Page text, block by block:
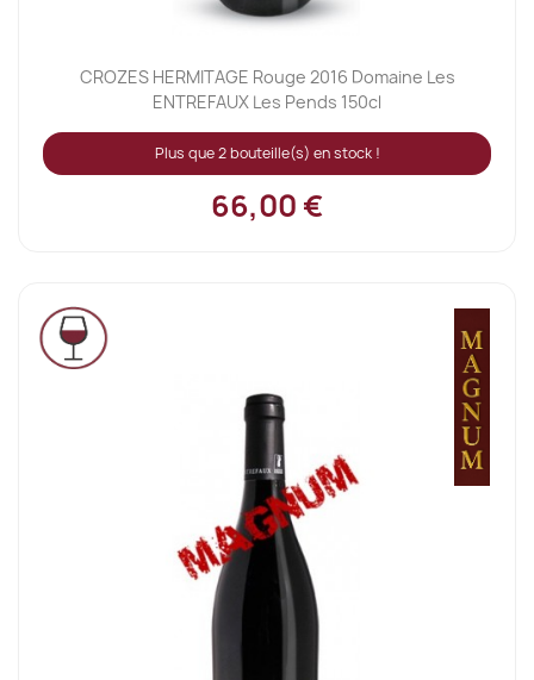
CROZES HERMITAGE Rouge 2016 Domaine Les
ENTREFAUX Les Pends 150cl
Plus que 2 bouteille(s) en stock !
66,00 €